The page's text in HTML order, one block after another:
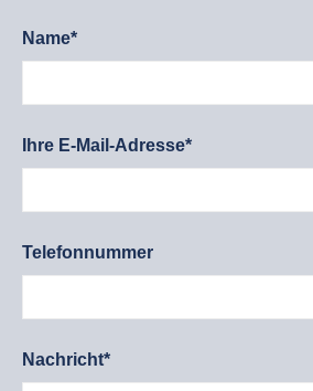
Name*
Ihre E-Mail-Adresse*
Telefonnummer
Nachricht*